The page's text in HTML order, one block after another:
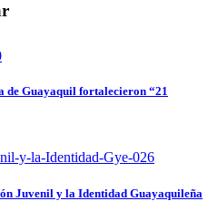
institucional
de Guayaquil fortalecieron “21
Juvenil y la Identidad Guayaquileña